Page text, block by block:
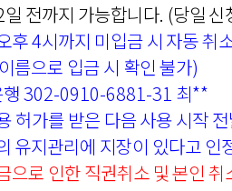
전까지 가능합니다. (당일 신
후 4시까지 미입금 시 자동
름으로 입금 시 확인 불가)
행 302-0910-6881-31 최**
허가를 받은 다음 사용 시작
유지관리에 지장이 있다고
으로 인한 직권취소 및 본인